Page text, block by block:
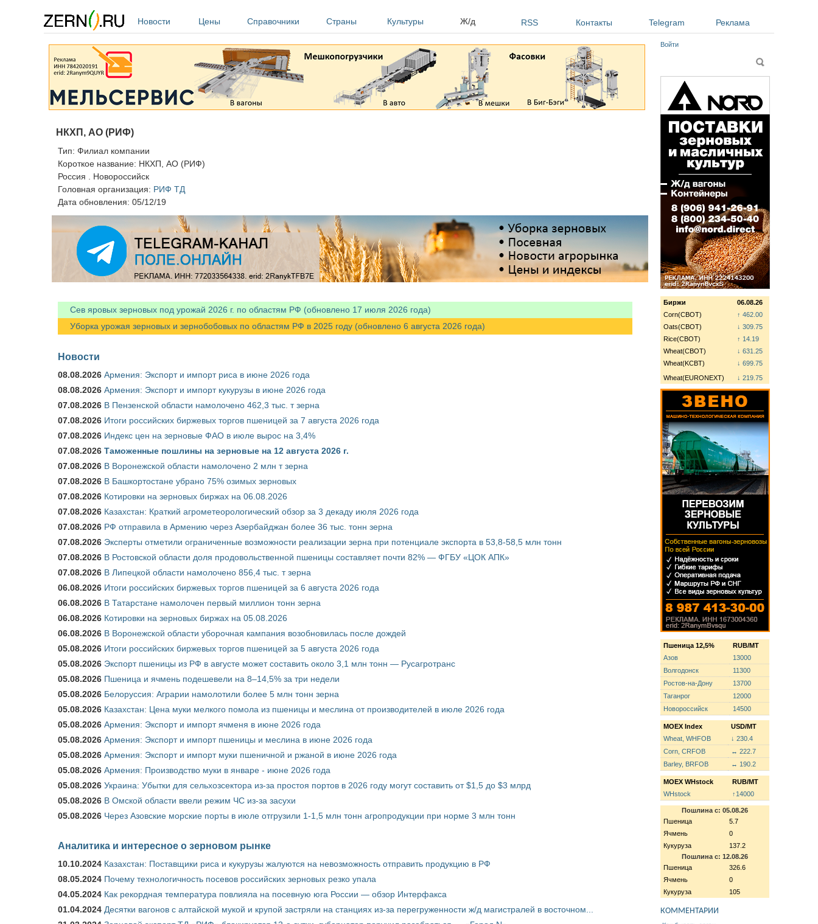
Новости
Цены Справочники Страны Культуры Ж/д RSS Контакты Telegram Реклама
НКХП, АО (РИФ)
Тип: Филиал компании
Короткое название: НКХП, АО (РИФ)
Россия
Новороссийск
Головная организация: РИФ ТД
Дата обновления: 05/12/19
Сев яровых зерновых под урожай 2026 г. по областям РФ (обновлено 17 июля 2026 года)
Уборка урожая зерновых и зернобобовых по областям РФ в 2025 году (обновлено 6 августа 2026 года)
Новости
08.08.2026 Армения: Экспорт и импорт риса в июне 2026 года
08.08.2026 Армения: Экспорт и импорт кукурузы в июне 2026 года
07.08.2026 В Пензенской области намолочено 462,3 тыс. т зерна
07.08.2026 Итоги российских биржевых торгов пшеницей за 7 августа 2026 года
07.08.2026 Индекс цен на зерновые ФАО в июле вырос на 3,4%
07.08.2026 Таможенные пошлины на зерновые на 12 августа 2026 г.
07.08.2026 В Воронежской области намолочено 2 млн т зерна
07.08.2026 В Башкортостане убрано 75% озимых зерновых
07.08.2026 Котировки на зерновых биржах на 06.08.2026
07.08.2026 Казахстан: Краткий агрометеорологический обзор за 3 декаду июля 2026 года
07.08.2026 РФ отправила в Армению через Азербайджан более 36 тыс. тонн зерна
07.08.2026 Эксперты отметили ограниченные возможности реализации зерна при потенциале экспорта в 53,8-58,5 млн тонн
07.08.2026 В Ростовской области доля продовольственной пшеницы составляет почти 82% — ФГБУ «ЦОК АПК»
07.08.2026 В Липецкой области намолочено 856,4 тыс. т зерна
06.08.2026 Итоги российских биржевых торгов пшеницей за 6 августа 2026 года
06.08.2026 В Татарстане намолочен первый миллион тонн зерна
06.08.2026 Котировки на зерновых биржах на 05.08.2026
06.08.2026 В Воронежской области уборочная кампания возобновилась после дождей
05.08.2026 Итоги российских биржевых торгов пшеницей за 5 августа 2026 года
05.08.2026 Экспорт пшеницы из РФ в августе может составить около 3,1 млн тонн — Русагротранс
05.08.2026 Пшеница и ячмень подешевели на 8–14,5% за три недели
05.08.2026 Белоруссия: Аграрии намолотили более 5 млн тонн зерна
05.08.2026 Казахстан: Цена муки мелкого помола из пшеницы и меслина от производителей в июле 2026 года
05.08.2026 Армения: Экспорт и импорт ячменя в июне 2026 года
05.08.2026 Армения: Экспорт и импорт пшеницы и меслина в июне 2026 года
05.08.2026 Армения: Экспорт и импорт муки пшеничной и ржаной в июне 2026 года
05.08.2026 Армения: Производство муки в январе - июне 2026 года
05.08.2026 Украина: Убытки для сельхозсектора из-за простоя портов в 2026 году могут составить от $1,5 до $3 млрд
05.08.2026 В Омской области ввели режим ЧС из-за засухи
05.08.2026 Через Азовские морские порты в июле отгрузили 1-1,5 млн тонн агропродукции при норме 3 млн тонн
Аналитика и интересное о зерновом рынке
10.10.2024 Казахстан: Поставщики риса и кукурузы жалуются на невозможность отправить продукцию в РФ
08.05.2024 Почему технологичность посевов российских зерновых резко упала
04.05.2024 Как рекордная температура повлияла на посевную юга России — обзор Интерфакса
01.04.2024 Десятки вагонов с алтайской мукой и крупой застряли на станциях из-за перегруженности ж/д магистралей в восточном...
Войти
Поиск
Биржи
06.08.26
Corn(CBOT)
↑ 462.00
Oats(CBOT)
↓ 309.75
Rice(CBOT)
↑ 14.19
Wheat(CBOT)
↓ 631.25
Wheat(KCBT)
↓ 699.75
Wheat(EURONEXT)
↓ 219.75
Пшеница 12,5%
RUB/MT
Азов
13000
Волгодонск
11300
Ростов-на-Дону
13700
Таганрог
12000
Новороссийск
14500
MOEX Index
USD/MT
Wheat, WHFOB
↓ 230.4
Corn, CRFOB
↔ 222.7
Barley, BRFOB
↔ 190.2
MOEX WHstock
RUB/MT
WHstock
↑14000
Пошлина с: 05.08.26
Пшеница
5.7
Ячмень
0
Кукуруза
137.2
Пошлина с: 12.08.26
Пшеница
326.6
Ячмень
0
Кукуруза
105
КОММЕНТАРИИ